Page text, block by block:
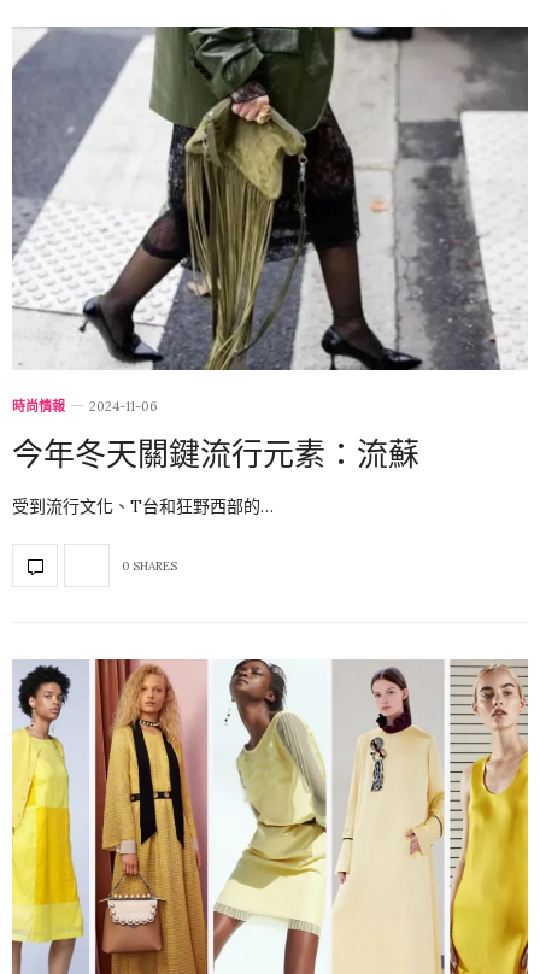
時尚情報 2024-11-06
今年冬天關鍵流行元素：流蘇
受到流行文化、T台和狂野西部的…
0 SHARES